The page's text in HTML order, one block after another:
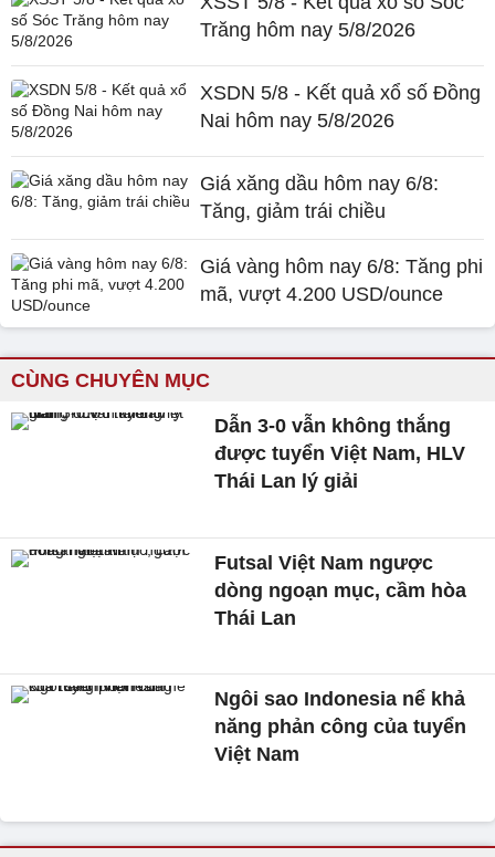
Trăng hôm nay 5/8/2026
XSDN 5/8 - Kết quả xổ số Đồng
Nai hôm nay 5/8/2026
Giá xăng dầu hôm nay 6/8:
Tăng, giảm trái chiều
Giá vàng hôm nay 6/8: Tăng phi
mã, vượt 4.200 USD/ounce
CÙNG CHUYÊN MỤC
Dẫn 3-0 vẫn không thắng
được tuyển Việt Nam, HLV
Thái Lan lý giải
Futsal Việt Nam ngược
dòng ngoạn mục, cầm hòa
Thái Lan
Ngôi sao Indonesia nể khả
năng phản công của tuyển
Việt Nam